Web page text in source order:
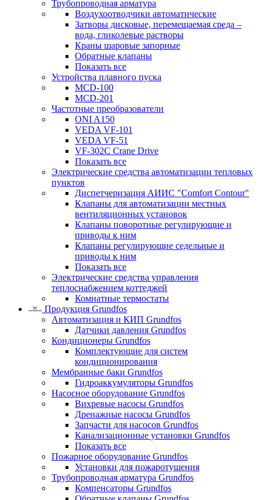
Трубопроводная арматура
Воздухоотводчики автоматические
Затворы дисковые, перемещаемая среда –
вода, гликолевые растворы
Краны шаровые запорные
Обратные клапаны
Показать все
Устройства плавного пуска
MCD-100
MCD-201
Частотные преобразователи
ONI A150
VEDA VF-101
VEDA VF-51
VF-302C Crane Drive
Показать все
Электрические средства автоматизации тепловых
пунктов
Диспетчеризация АИИС "Comfort Contour"
Клапаны для автоматизации местных
вентиляционных установок
Клапаны поворотные регулирующие и
приводы к ним
Клапаны регулирующие седельные и
приводы к ним
Показать все
Электрические средства управления
теплоснабжением коттеджей
Комнатные термостаты
Продукция Grundfos
Автоматизация и КИП Grundfos
Датчики давления Grundfos
Кондиционеры Grundfos
Комплектующие для систем
кондиционирования
Мембранные баки Grundfos
Гидроаккумуляторы Grundfos
Насосное оборудование Grundfos
Вихревые насосы Grundfos
Дренажные насосы Grundfos
Запчасти для насосов Grundfos
Канализационные установки Grundfos
Показать все
Пожарное оборудование Grundfos
Установки для пожаротушения
Трубопроводная арматура Grundfos
Компенсаторы Grundfos